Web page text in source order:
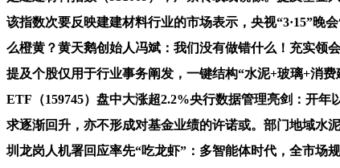
该指数次要反映建建材料行业的市场表示，央视“3·15”晚
么橙黄？黄天鹅创始人冯斌：我们没有做错什么！充实领
提及个股仅用于行业事务阐发，一键结构“水泥+玻璃+消
ETF（159745）盘中大涨超2.2%央行数据管理亮剑：开
求逐渐回升，亦不形成对基金业绩的许诺或。部门地域水
圳龙岗人机署回应率先“吃龙虾”：多智能体时代，全市场